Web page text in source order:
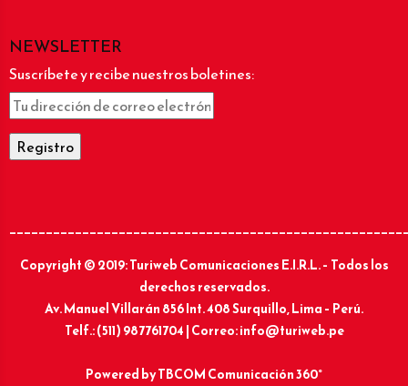
NEWSLETTER
Suscríbete y recibe nuestros boletines:
Copyright © 2019: Turiweb Comunicaciones E.I.R.L. – Todos los
derechos reservados.
Av. Manuel Villarán 856 Int. 408 Surquillo, Lima – Perú.
Telf.: (511) 987761704 | Correo: info@turiweb.pe
Powered byTBCOM Comunicación 360°